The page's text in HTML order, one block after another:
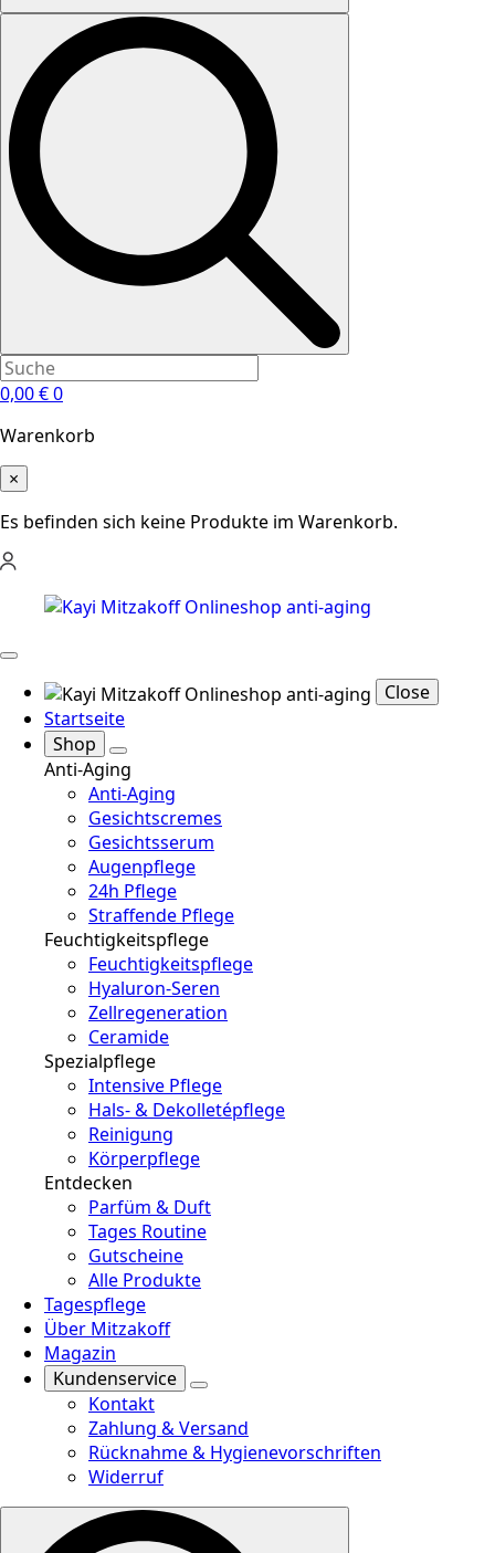
0,00€0
Warenkorb
×
Es befinden sich keine Produkte im Warenkorb.
Close
Startseite
Shop
Anti-Aging
Anti-Aging
Gesichtscremes
Gesichtsserum
Augenpflege
24h Pflege
Straffende Pflege
Feuchtigkeitspflege
Feuchtigkeitspflege
Hyaluron-Seren
Zellregeneration
Ceramide
Spezialpflege
Intensive Pflege
Hals- & Dekolletépflege
Reinigung
Körperpflege
Entdecken
Parfüm & Duft
Tages Routine
Gutscheine
Alle Produkte
Tagespflege
Über Mitzakoff
Magazin
Kundenservice
Kontakt
Zahlung & Versand
Rücknahme & Hygienevorschriften
Widerruf